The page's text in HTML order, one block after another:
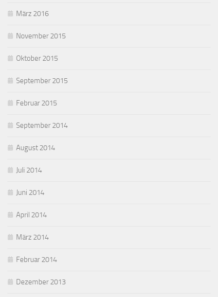
März 2016
November 2015
Oktober 2015
September 2015
Februar 2015
September 2014
August 2014
Juli 2014
Juni 2014
April 2014
März 2014
Februar 2014
Dezember 2013